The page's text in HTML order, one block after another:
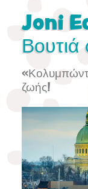
Joni
ζωής!